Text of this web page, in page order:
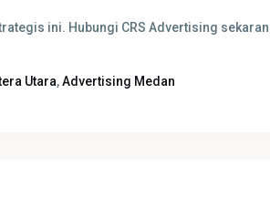
ini. Hubungi CRS Advertising
Utara,Advertising Medan